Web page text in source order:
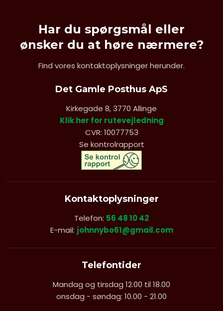
Har du spørgsmål eller
​ønsker du at høre nærmere?
Find vores kontaktoplysninger herunder.
Det Gamle Posthus ApS
Kirkegade 8, 3770 Allinge
Klik her for rutevejledning
CVR: 10077753
Se kontrolrapport
Kontaktoplysninger
Telefon: 56 48 10 42
E-mail: johnnybo61@gmail.com
Telefontider
Mandag og tirsdag 12.00 til 18.00
onsdag - søndag: 10.00 - 21.00